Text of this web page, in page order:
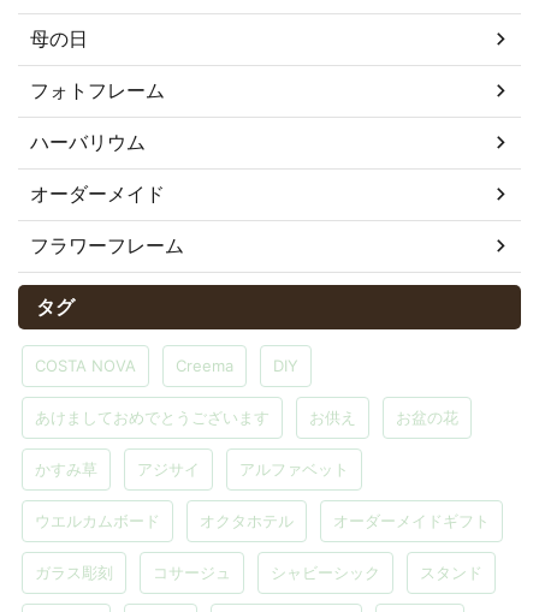
母の日
フォトフレーム
ハーバリウム
オーダーメイド
フラワーフレーム
タグ
COSTA NOVA Creema DIY
あけましておめでとうございます お供え お盆の花
かすみ草 アジサイ アルファベット
ウエルカムボード オクタホテル オーダーメイドギフト
ガラス彫刻 コサージュ シャビーシック スタンド